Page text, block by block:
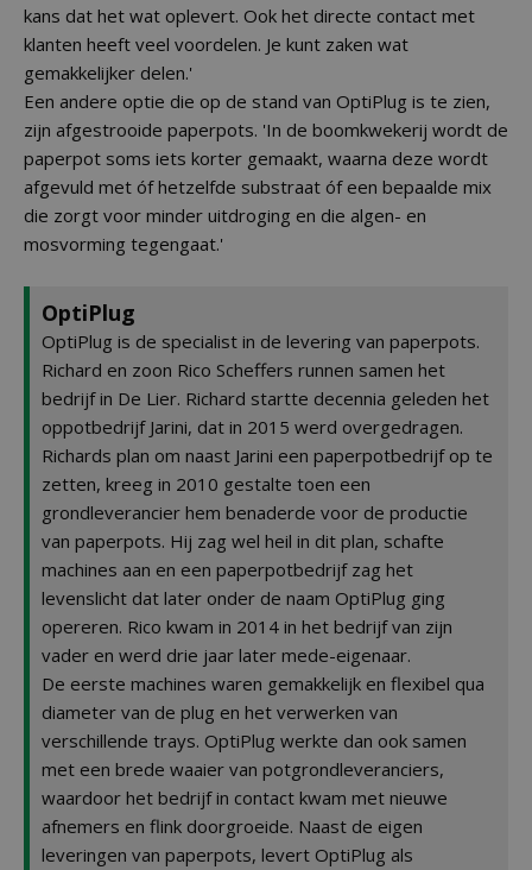
kans dat het wat oplevert. Ook het directe contact met
klanten heeft veel voordelen. Je kunt zaken wat
gemakkelijker delen.'
Een andere optie die op de stand van OptiPlug is te zien,
zijn afgestrooide paperpots. 'In de boomkwekerij wordt de
paperpot soms iets korter gemaakt, waarna deze wordt
afgevuld met óf hetzelfde substraat óf een bepaalde mix
die zorgt voor minder uitdroging en die algen- en
mosvorming tegengaat.'
OptiPlug
OptiPlug is de specialist in de levering van paperpots.
Richard en zoon Rico Scheffers runnen samen het
bedrijf in De Lier. Richard startte decennia geleden het
oppotbedrijf Jarini, dat in 2015 werd overgedragen.
Richards plan om naast Jarini een paperpotbedrijf op te
zetten, kreeg in 2010 gestalte toen een
grondleverancier hem benaderde voor de productie
van paperpots. Hij zag wel heil in dit plan, schafte
machines aan en een paperpotbedrijf zag het
levenslicht dat later onder de naam OptiPlug ging
opereren. Rico kwam in 2014 in het bedrijf van zijn
vader en werd drie jaar later mede-eigenaar.
De eerste machines waren gemakkelijk en flexibel qua
diameter van de plug en het verwerken van
verschillende trays. OptiPlug werkte dan ook samen
met een brede waaier van potgrondleveranciers,
waardoor het bedrijf in contact kwam met nieuwe
afnemers en flink doorgroeide. Naast de eigen
leveringen van paperpots, levert OptiPlug als